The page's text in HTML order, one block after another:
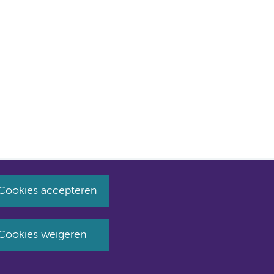
naar amsterdamumc.nl en amsterdamumc.org
accepteren
weigeren